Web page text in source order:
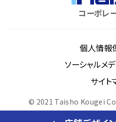
コーポレ
個人情報
ソーシャルメ
サイト
© 2021 Taisho Kougei